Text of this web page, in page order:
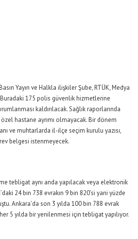
Yayın ve Halkla ilişkiler Şube, RTÜK, Medya
175 polis güvenlik hizmetlerine
kaldırılacak. Sağlık raporlarında
hastane ayrımı olmayacak. Bir dönem
ve muhtarlarda il-ilçe seçim kurulu yazısı,
belgesi istenmeyecek.
tebligat aynı anda yapılacak veya elektronik
24 bin 738 evrakın 9 bin 820’si yani yüzde
Ankara’da son 3 yılda 100 bin 788 evrak
5 yılda bir yenilenmesi için tebligat yapılıyor.